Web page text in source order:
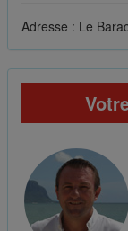
Adresse : Le